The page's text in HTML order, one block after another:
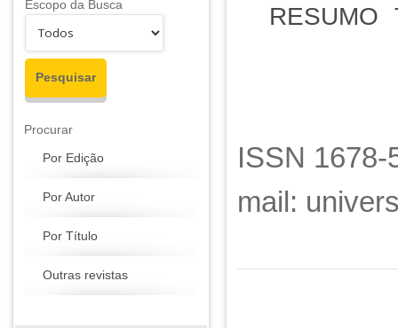
Escopo da Busca
Procurar
Por Edição
Por Autor
Por Título
Outras revistas
RESUMO
ISSN
mail: